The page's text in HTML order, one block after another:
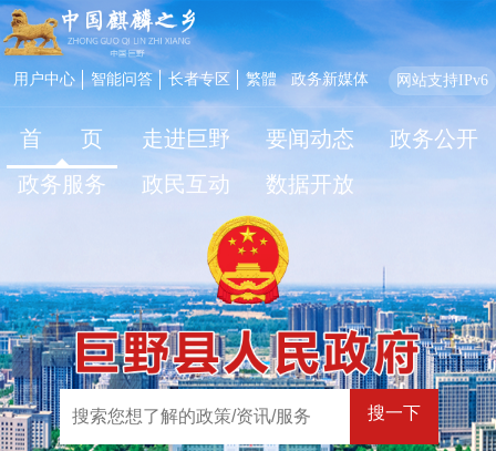
用户中心 智能问答 长者专区 繁體 政务新媒体 网站支持IPv6
首 页 走进巨野 要闻动态
政务公开
政务服务
政民互动 数据开放
搜一下